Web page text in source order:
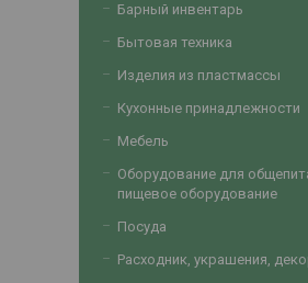
Барный инвентарь
Бытовая техника
Изделия из пластмассы
Кухонные принадлежности
Мебель
Оборудование для
пищевое оборудование
Посуда
Расходник, украшения,